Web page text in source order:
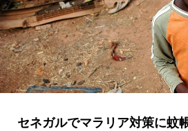
セネガルでマラリア対策に